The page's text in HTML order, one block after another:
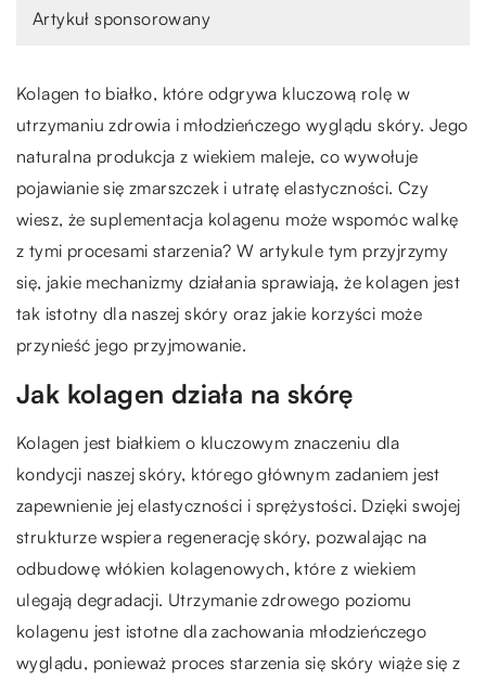
Artykuł sponsorowany
Kolagen to białko, które odgrywa kluczową rolę w
utrzymaniu zdrowia i młodzieńczego wyglądu skóry. Jego
naturalna produkcja z wiekiem maleje, co wywołuje
pojawianie się zmarszczek i utratę elastyczności. Czy
wiesz, że suplementacja kolagenu może wspomóc walkę
z tymi procesami starzenia? W artykule tym przyjrzymy
się, jakie mechanizmy działania sprawiają, że kolagen jest
tak istotny dla naszej skóry oraz jakie korzyści może
przynieść jego przyjmowanie.
Jak kolagen działa na skórę
Kolagen jest białkiem o kluczowym znaczeniu dla
kondycji naszej skóry, którego głównym zadaniem jest
zapewnienie jej elastyczności i sprężystości. Dzięki swojej
strukturze wspiera regenerację skóry, pozwalając na
odbudowę włókien kolagenowych, które z wiekiem
ulegają degradacji. Utrzymanie zdrowego poziomu
kolagenu jest istotne dla zachowania młodzieńczego
wyglądu, ponieważ proces starzenia się skóry wiąże się z